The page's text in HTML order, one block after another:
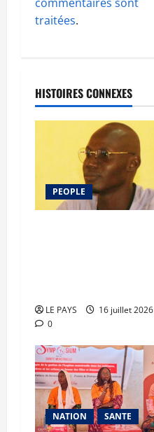
traitées.
HISTOIRES CONNEXES
PEOPLE
LE PAYS
16 juillet 2026
0
NATION SANTE